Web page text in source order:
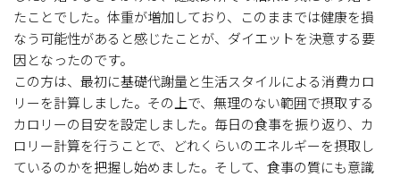
たことでした。体重が増加しており、このままでは健康を損
なう可能性があると感じたことが、ダイエットを決意する要
因となったのです。
この方は、最初に基礎代謝量と生活スタイルによる消費カロ
リーを計算しました。その上で、無理のない範囲で摂取する
カロリーの目安を設定しました。毎日の食事を振り返り、カ
ロリー計算を行うことで、どれくらいのエネルギーを摂取し
ているのかを把握し始めました。そして、食事の質にも意識